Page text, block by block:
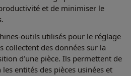
et de minimiser le
outils utilisés pour le réglage
collectent des données sur la
d’une pièce. Ils permettent de
entités des pièces usinées et